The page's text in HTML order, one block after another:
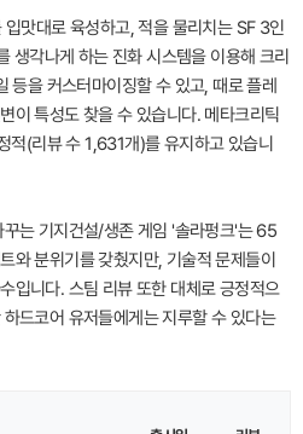
맛대로 육성하고, 적을 물리치는 SF 3인
생각나게 하는 진화 시스템을 이용해 크리
등을 커스터마이징할 수 있고, 때로 플레
이 특성도 찾을 수 있습니다. 메타크리틱
적(리뷰 수 1,631개)를 유지하고 있습니
는 기지건설/생존 게임 '솔라펑크'는 65
와 분위기를 갖췄지만, 기술적 문제들이
입니다. 스팀 리뷰 또한 대체로 긍정적으
드코어 유저들에게는 지루할 수 있다는